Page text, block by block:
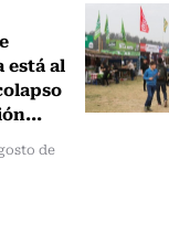
está al
de